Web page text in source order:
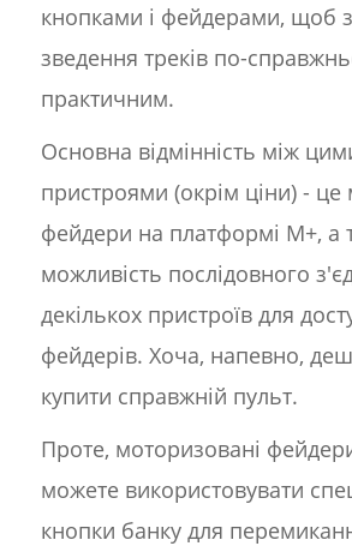
кнопками і фейдерами, щоб
зведення треків по-
практичним.
Основна відмінність між
пристроями (окрім ціни) - це
фейдери на платформі M+, а
можливість послідовного
декількох пристроїв для
фейдерів. Хоча, напевно,
купити справжній пульт.
Проте, моторизовані
можете використовувати
кнопки банку для